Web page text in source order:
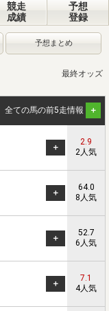
競走
成績
予想
登録
予想まとめ
最終オッズ
全ての馬の前5走情報
2.9
2人気
64.0
8人気
52.7
6人気
7.1
4人気